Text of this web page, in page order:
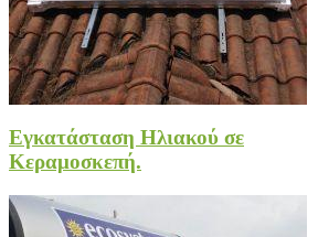
Εγκατάσταση Ηλιακού σε
Κεραμοσκεπή.